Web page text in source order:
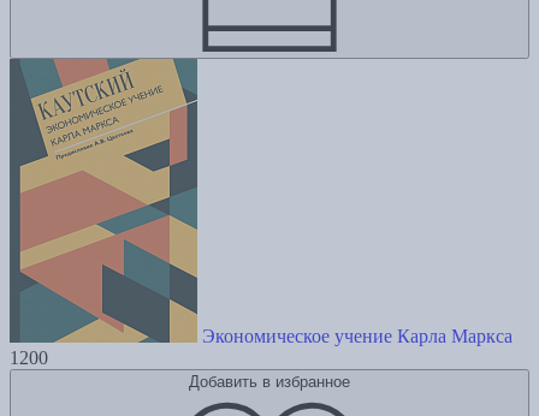
Экономическое учение Карла Маркса
1200
Добавить в избранное